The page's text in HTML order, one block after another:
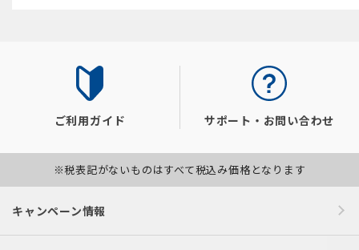
ご利用ガイド サポート・お問い合わせ
※税表記がないものはすべて税込み価格となります
キャンペーン情報